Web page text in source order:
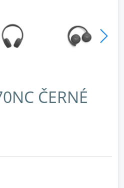
ČERNÉ